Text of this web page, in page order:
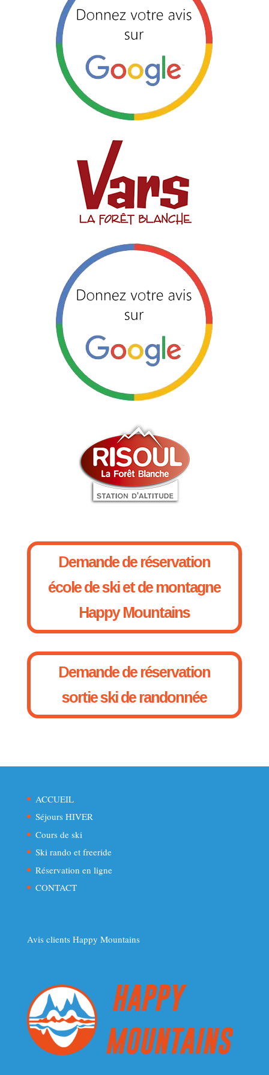
Demande de réservation
école de ski et de montagne
Happy Mountains
Demande de réservation
sortie ski de randonnée
ACCUEIL
Séjours HIVER
Cours de ski
Ski rando et freeride
Réservation en ligne
CONTACT
Avis clients Happy Mountains